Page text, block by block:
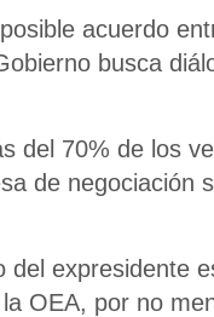
acuerdo
busca
del 70% de los
de negociación
del expresidente
OEA, por no